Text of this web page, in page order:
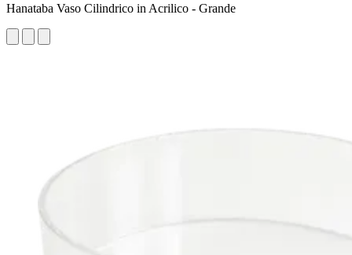
Hanataba Vaso Cilindrico in Acrilico - Grande